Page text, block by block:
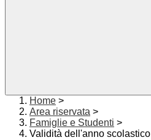
Home >
Area riservata >
Famiglie e Studenti >
Validità dell'anno scolastico